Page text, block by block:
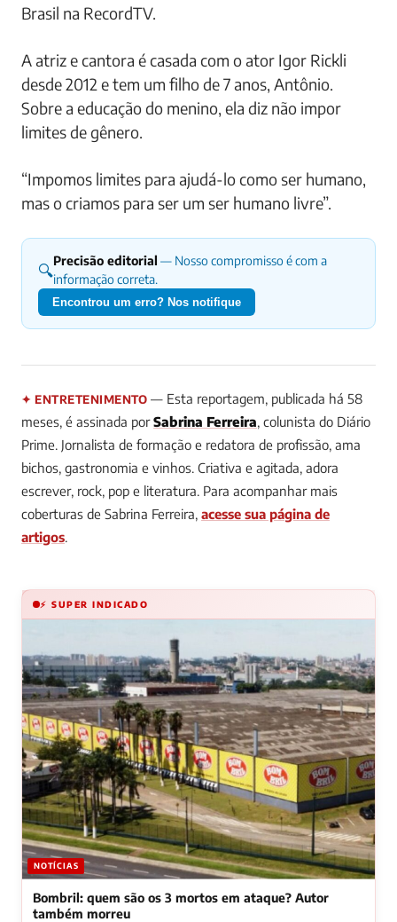
Brasil na RecordTV.
A atriz e cantora é casada com o ator Igor Rickli
desde 2012 e tem um filho de 7 anos, Antônio.
Sobre a educação do menino, ela diz não impor
limites de gênero.
“Impomos limites para ajudá-lo como ser humano,
mas o criamos para ser um ser humano livre”.
🔍Precisão editorial — Nosso compromisso é com a
informação correta.
Encontrou um erro? Nos notifique
✦ ENTRETENIMENTO — Esta reportagem, publicada há 58
meses, é assinada porSabrina Ferreira, colunista do Diário
Prime. Jornalista de formação e redatora de profissão, ama
bichos, gastronomia e vinhos. Criativa e agitada, adora
escrever, rock, pop e literatura. Para acompanhar mais
coberturas de Sabrina Ferreira, acesse sua página de
artigos.
⚡ SUPER INDICADO
NOTÍCIAS
Bombril: quem são os 3 mortos em ataque? Autor
também morreu